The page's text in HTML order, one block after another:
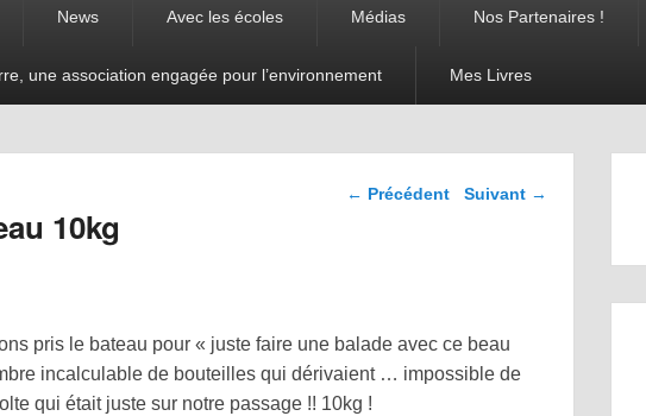
News Avec les écoles Médias Nos Partenaires !
une association engagée pour l’environnement Mes Livres
Navigation dans les
← Précédent Suivant →
10kg
pris le bateau pour « juste faire une balade avec ce beau
incalculable de bouteilles qui dérivaient … impossible de
qui était juste sur notre passage !! 10kg !